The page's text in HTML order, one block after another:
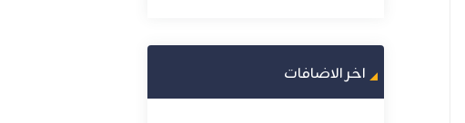
اخر الاضافات